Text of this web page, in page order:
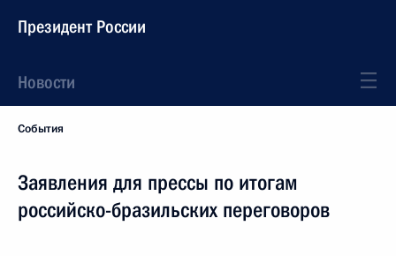
Президент России
Новости
События
Заявления для прессы по итогам
российско-бразильских переговоров